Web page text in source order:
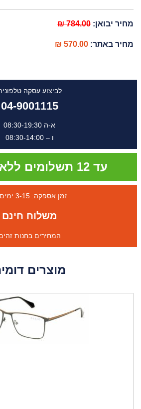
מחיר יבואן:784.00 ₪
מחיר באתר:570.00 ₪
לביצוע עסקה טלפונית
04-9001115
א-ה 08:30-19:30
ו – 08:30-14:00
עד 12 תשלומים ללא ריבית
זמן אספקה: 3-15 ימים
משלוח חינם
המחירים בחנות זהים
מוצרים דומים